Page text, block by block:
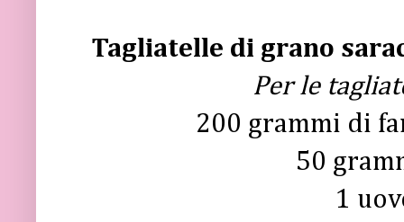
Tagliatelle di grano
Per le
200 grammi di
50
1